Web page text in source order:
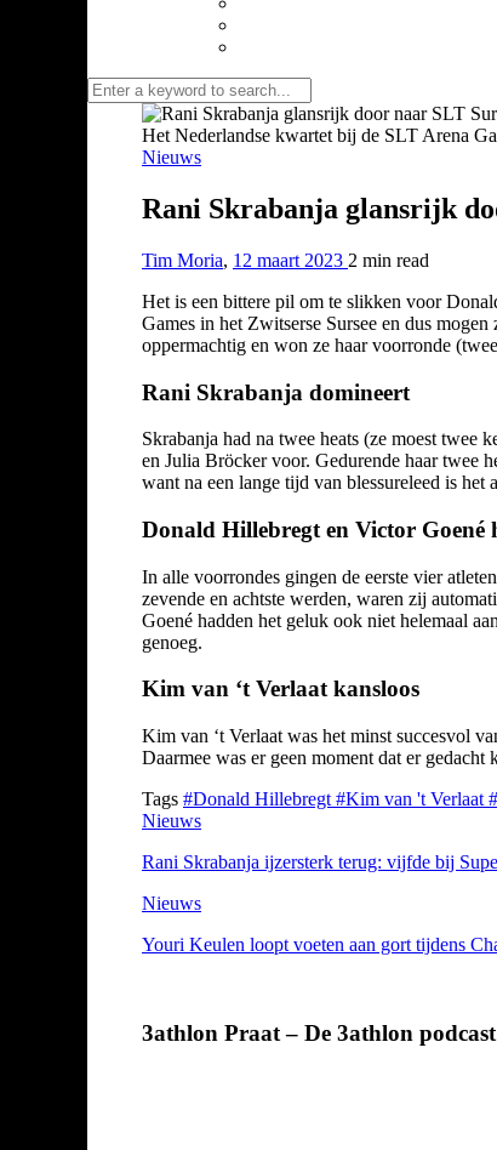
Het Nederlandse kwartet bij de SLT Arena
Nieuws
Rani Skrabanja glansrijk
Tim Moria, 12 maart 2023 2 min read
Het is een bittere pil om te slikken voor
Games in het Zwitserse Sursee en dus
oppermachtig en won ze haar voorronde
Rani Skrabanja domineert
Skrabanja had na twee heats (ze moest twee
en Julia Bröcker voor. Gedurende haar twee
want na een lange tijd van blessureleed is
Donald Hillebregt en Victor Goené
In alle voorrondes gingen de eerste vier
zevende en achtste werden, waren zij
Goené hadden het geluk ook niet helemaal
genoeg.
Kim van ‘t Verlaat kansloos
Kim van ‘t Verlaat was het minst succesvol
Daarmee was er geen moment dat er
Tags #Donald Hillebregt #Kim van 't Verlaat
Nieuws
Rani Skrabanja ijzersterk terug: vijfde bij
Nieuws
Youri Keulen loopt voeten aan gort tijdens
3athlon Praat – De 3athlon podcast